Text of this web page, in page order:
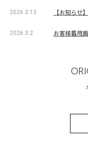
2026.3.13 【お知らせ
2026.3.2 お客様着用